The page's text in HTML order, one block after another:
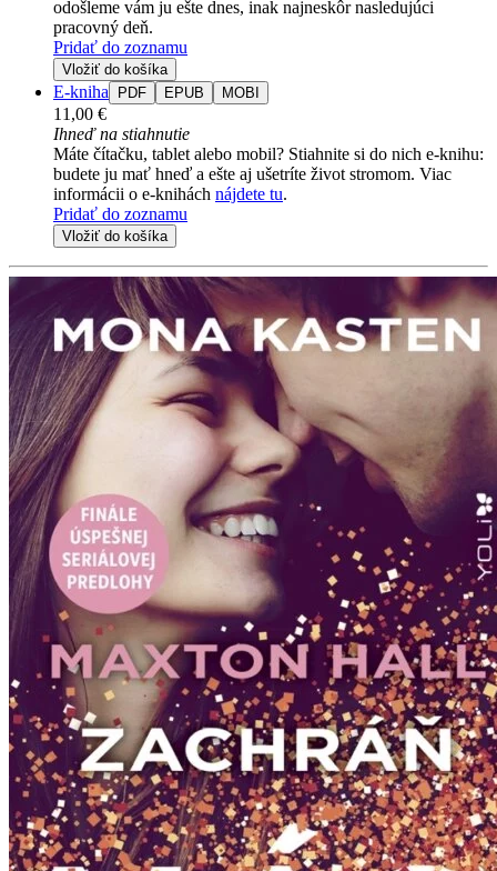
odošleme vám ju ešte dnes, inak najneskôr nasledujúci
pracovný deň.
Pridať do zoznamu
Vložiť do košíka
E-kniha PDF EPUB MOBI
11,00 €
Ihneď na stiahnutie
Máte čítačku, tablet alebo mobil? Stiahnite si do nich e-knihu:
budete ju mať hneď a ešte aj ušetríte život stromom. Viac
informácii o e-knihách nájdete tu.
Pridať do zoznamu
Vložiť do košíka